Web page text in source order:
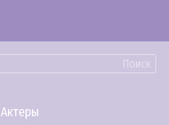
Поиск
Актеры